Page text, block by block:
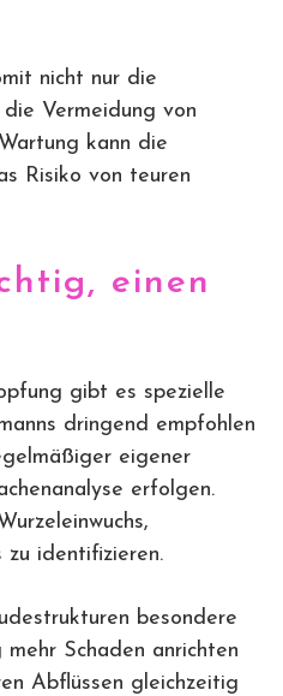
nicht nur die
Vermeidung von
kann die
Risiko von teuren
einen
gibt es spezielle
dringend empfohlen
eigener
erfolgen.
zu identifizieren.
besondere
Schaden anrichten
Abflüssen gleichzeitig